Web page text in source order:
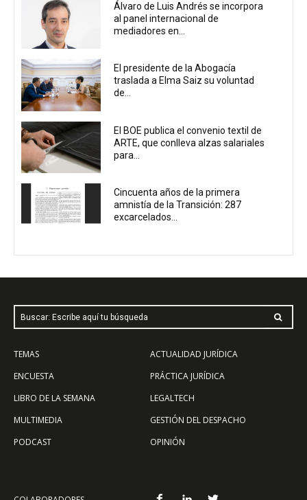
Álvaro de Luis Andrés se incorpora
al panel internacional de
mediadores en...
El presidente de la Abogacía
traslada a Elma Saiz su voluntad
de...
El BOE publica el convenio textil de
ARTE, que conlleva alzas salariales
para...
Cincuenta años de la primera
amnistía de la Transición: 287
excarcelados...
Buscar: Escribe aquí tu búsqueda
TEMAS
ENCUESTA
LIBRO DE LA SEMANA
MULTIMEDIA
PODCAST
ACTUALIDAD JURÍDICA
PRÁCTICA JURÍDICA
LEGALTECH
GESTIÓN DEL DESPACHO
OPINIÓN